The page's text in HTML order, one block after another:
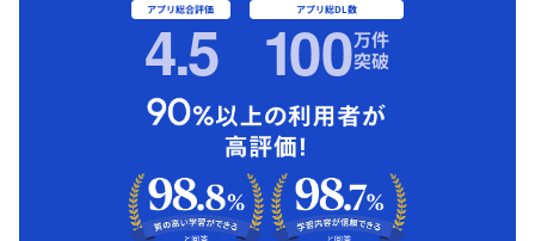
アプリ総合評価
4.5 アプリ総DL数
100万件
突破